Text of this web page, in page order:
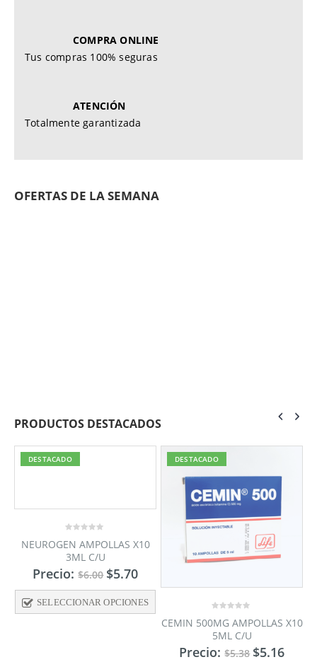
COMPRA ONLINE
Tus compras 100% seguras
ATENCIÓN
Totalmente garantizada
OFERTAS DE LA SEMANA
PRODUCTOS DESTACADOS
DESTACADO
out
of
5
NEUROGEN AMPOLLAS X10
3ML C/U
Precio:$6.00 $5.70
SELECCIONAR OPCIONES
DESTACADO
out
of
5
CEMIN 500MG AMPOLLAS X10
5ML C/U
Precio:$5.38 $5.16